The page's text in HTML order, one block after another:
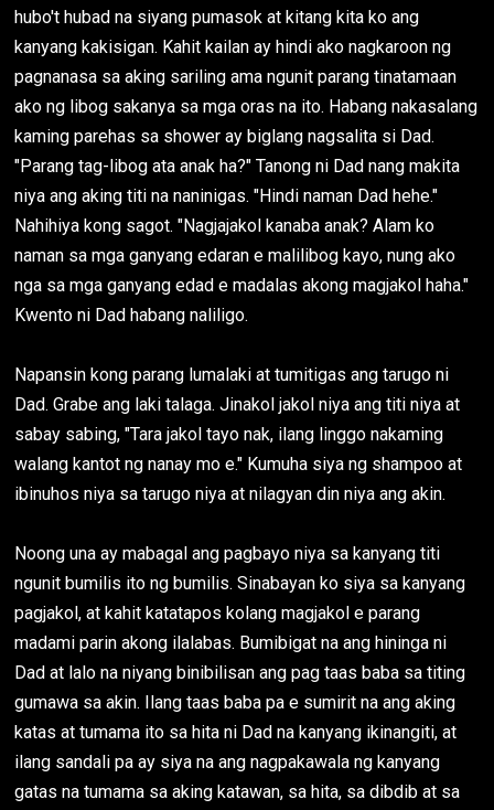
hubo't hubad na siyang pumasok at kitang kita ko ang
kanyang kakisigan. Kahit kailan ay hindi ako nagkaroon ng
pagnanasa sa aking sariling ama ngunit parang tinatamaan
ako ng libog sakanya sa mga oras na ito. Habang nakasalang
kaming parehas sa shower ay biglang nagsalita si Dad.
"Parang tag-libog ata anak ha?" Tanong ni Dad nang makita
niya ang aking titi na naninigas. "Hindi naman Dad hehe."
Nahihiya kong sagot. "Nagjajakol kanaba anak? Alam ko
naman sa mga ganyang edaran e malilibog kayo, nung ako
nga sa mga ganyang edad e madalas akong magjakol haha."
Kwento ni Dad habang naliligo.
Napansin kong parang lumalaki at tumitigas ang tarugo ni
Dad. Grabe ang laki talaga. Jinakol jakol niya ang titi niya at
sabay sabing, "Tara jakol tayo nak, ilang linggo nakaming
walang kantot ng nanay mo e." Kumuha siya ng shampoo at
ibinuhos niya sa tarugo niya at nilagyan din niya ang akin.
Noong una ay mabagal ang pagbayo niya sa kanyang titi
ngunit bumilis ito ng bumilis. Sinabayan ko siya sa kanyang
pagjakol, at kahit katatapos kolang magjakol e parang
madami parin akong ilalabas. Bumibigat na ang hininga ni
Dad at lalo na niyang binibilisan ang pag taas baba sa titing
gumawa sa akin. Ilang taas baba pa e sumirit na ang aking
katas at tumama ito sa hita ni Dad na kanyang ikinangiti, at
ilang sandali pa ay siya na ang nagpakawala ng kanyang
gatas na tumama sa aking katawan, sa hita, sa dibdib at sa